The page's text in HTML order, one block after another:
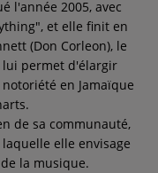
l'année 2005, avec
et elle finit en
(Don Corleon), le
lui permet d'élargir
en Jamaïque
de sa communauté,
elle envisage
la musique.